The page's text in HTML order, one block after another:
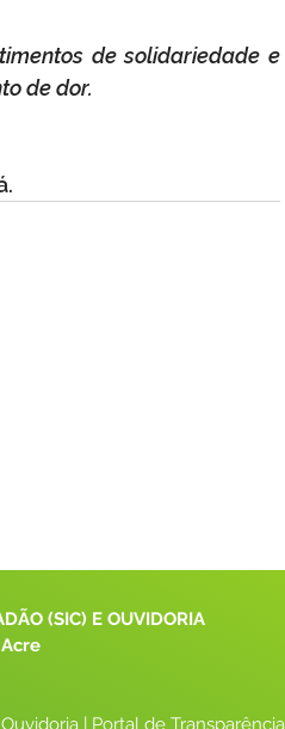
de solidariedade e
de dor.
(SIC) E OUVIDORIA
Ouvidoria | Portal de Transparência